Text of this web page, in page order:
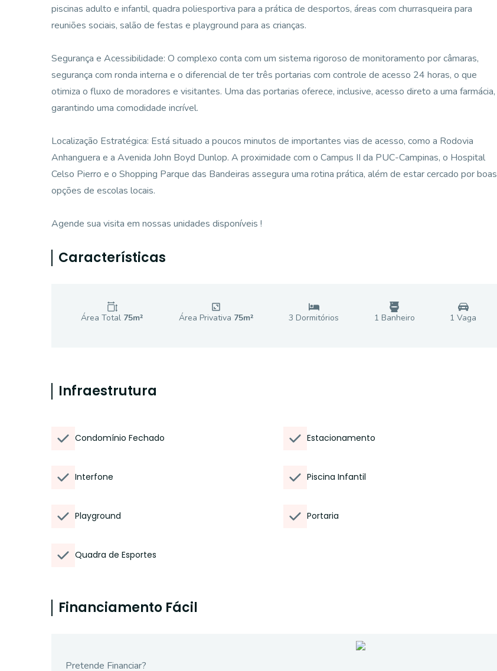
piscinas adulto e infantil, quadra poliesportiva para a prática de desportos, áreas com churrasqueira para
reuniões sociais, salão de festas e playground para as crianças.
Segurança e Acessibilidade: O complexo conta com um sistema rigoroso de monitoramento por câmaras,
segurança com ronda interna e o diferencial de ter três portarias com controle de acesso 24 horas, o que
otimiza o fluxo de moradores e visitantes. Uma das portarias oferece, inclusive, acesso direto a uma farmácia,
garantindo uma comodidade incrível.
Localização Estratégica: Está situado a poucos minutos de importantes vias de acesso, como a Rodovia
Anhanguera e a Avenida John Boyd Dunlop. A proximidade com o Campus II da PUC-Campinas, o Hospital
Celso Pierro e o Shopping Parque das Bandeiras assegura uma rotina prática, além de estar cercado por boas
opções de escolas locais.
Agende sua visita em nossas unidades disponíveis !
Características
Área Total 75m² Área Privativa 75m² 3 Dormitórios 1 Banheiro 1 Vaga
Infraestrutura
Condomínio Fechado Estacionamento
Interfone Piscina Infantil
Playground Portaria
Quadra de Esportes
Financiamento Fácil
Pretende Financiar?